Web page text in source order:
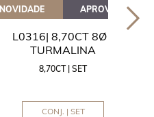
NOVIDADE APROVEITE
L0316| 8,70CT 8Ø -
TURMALINA
8,70CT | SET
CONJ. | SET